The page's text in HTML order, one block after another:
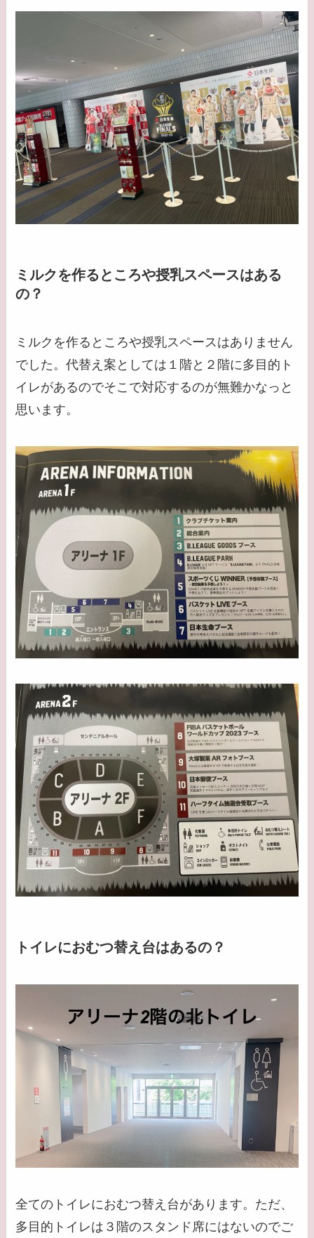
ミルクを作るところや授乳スペースはある
の？
ミルクを作るところや授乳スペースはありません
でした。代替え案としては１階と２階に多目的ト
イレがあるのでそこで対応するのが無難かなっと
思います。
トイレにおむつ替え台はあるの？
全てのトイレにおむつ替え台があります。ただ、
多目的トイレは３階のスタンド席にはないのでご